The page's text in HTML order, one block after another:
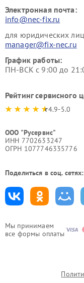
Мы принимаем
все формы оплаты
Электронная почта:
info@nec-fix.ru
для юридических лиц
manager@fix-nec.ru
График работы:
ПН-ВСК с 9:00 до
Рейтинг сервисного
4.9-5.0
ООО "Русервис"
ИНН 7702633247
ОГРН 1077746335776
Поделиться в соц. сетях: